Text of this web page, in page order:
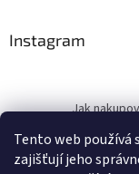
Tento web používá
zajišťují jeho
Instagram
Jak